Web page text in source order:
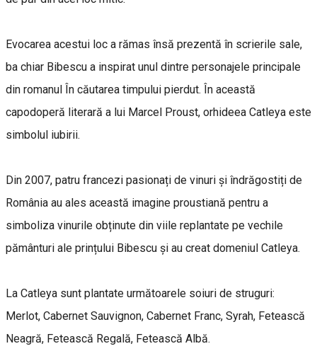
Evocarea acestui loc a rămas însă prezentă în scrierile sale,
ba chiar Bibescu a inspirat unul dintre personajele principale
din romanul În căutarea timpului pierdut. În această
capodoperă literară a lui Marcel Proust, orhideea Catleya este
simbolul iubirii.
Din 2007, patru francezi pasionați de vinuri și îndrăgostiți de
România au ales această imagine proustiană pentru a
simboliza vinurile obținute din viile replantate pe vechile
pământuri ale prințului Bibescu și au creat domeniul Catleya.
La Catleya sunt plantate următoarele soiuri de struguri:
Merlot, Cabernet Sauvignon, Cabernet Franc, Syrah, Fetească
Neagră, Fetească Regală, Fetească Albă.